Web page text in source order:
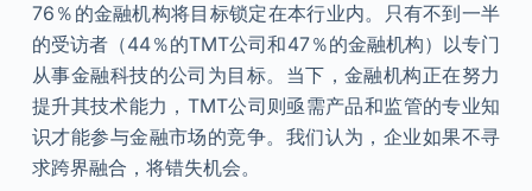
76％的金融机构将目标锁定在本行业内。只有不到一半
的受访者（44％的TMT公司和47％的金融机构）以专门
从事金融科技的公司为目标。当下，金融机构正在努力
提升其技术能力，TMT公司则亟需产品和监管的专业知
识才能参与金融市场的竞争。我们认为，企业如果不寻
求跨界融合，将错失机会。